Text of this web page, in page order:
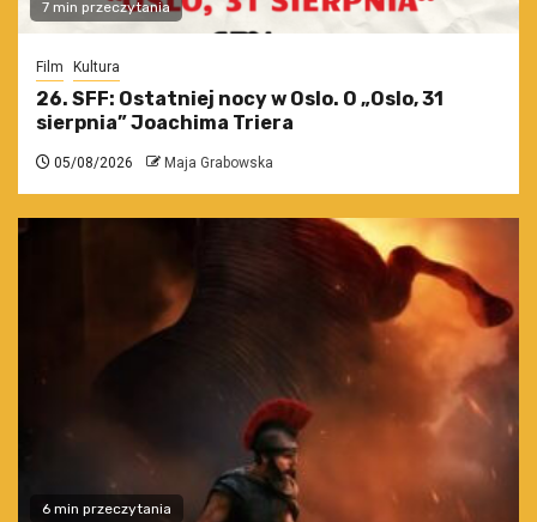
7 min przeczytania
Film Kultura
26. SFF: Ostatniej nocy w Oslo. O „Oslo, 31
sierpnia” Joachima Triera
05/08/2026 Maja Grabowska
6 min przeczytania